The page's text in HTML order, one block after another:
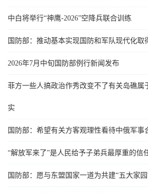
中白将举行“神鹰-2026”空降兵联合训练
国防部：推动基本实现国防和军队现代化取
2026年7月中旬国防部例行新闻发布
菲方一些人搞政治作秀改变不了有关岛礁属
实
国防部：希望有关方客观理性看待中俄军事
“解放军来了”是人民给予子弟兵最厚重的信
国防部：愿与东盟国家一道为共建“五大家